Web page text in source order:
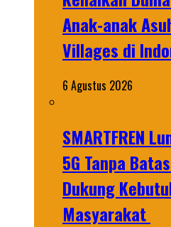
Anak-anak
Villages di
6 Agustus 2026
SMARTFREN
5G Tanpa
Dukung
Masyarakat